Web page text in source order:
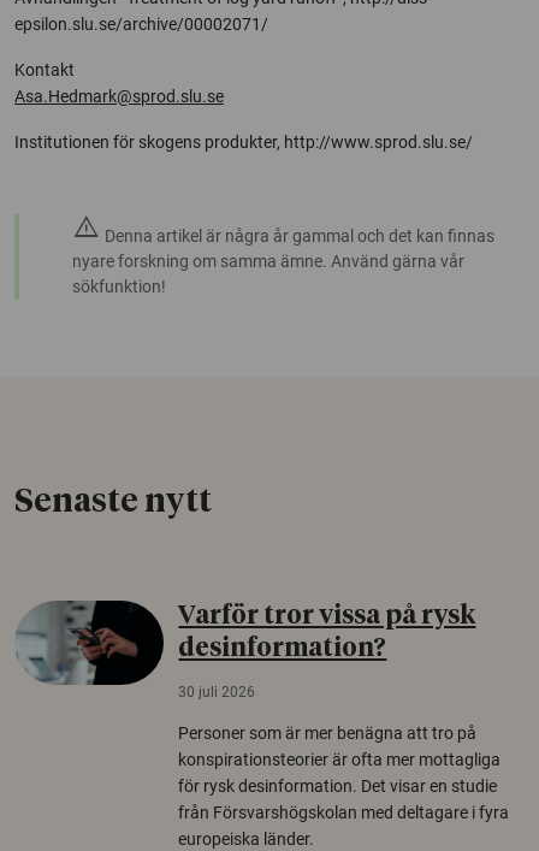
epsilon.slu.se/archive/00002071/
Kontakt
Asa.Hedmark@sprod.slu.se
Institutionen för skogens produkter, http://www.sprod.slu.se/
warning Denna artikel är några år gammal och det kan finnas
nyare forskning om samma ämne. Använd gärna vår
sökfunktion!
Senaste nytt
Varför tror vissa på rysk
desinformation?
30 juli 2026
Personer som är mer benägna att tro på
konspirationsteorier är ofta mer mottagliga
för rysk desinformation. Det visar en studie
från Försvarshögskolan med deltagare i fyra
europeiska länder.